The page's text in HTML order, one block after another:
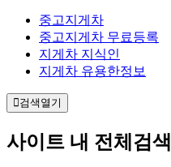
중고지게차
중고지게차 무료등록
지게차 지식인
지게차 유용한정보
검색열기
사이트 내 전체검색